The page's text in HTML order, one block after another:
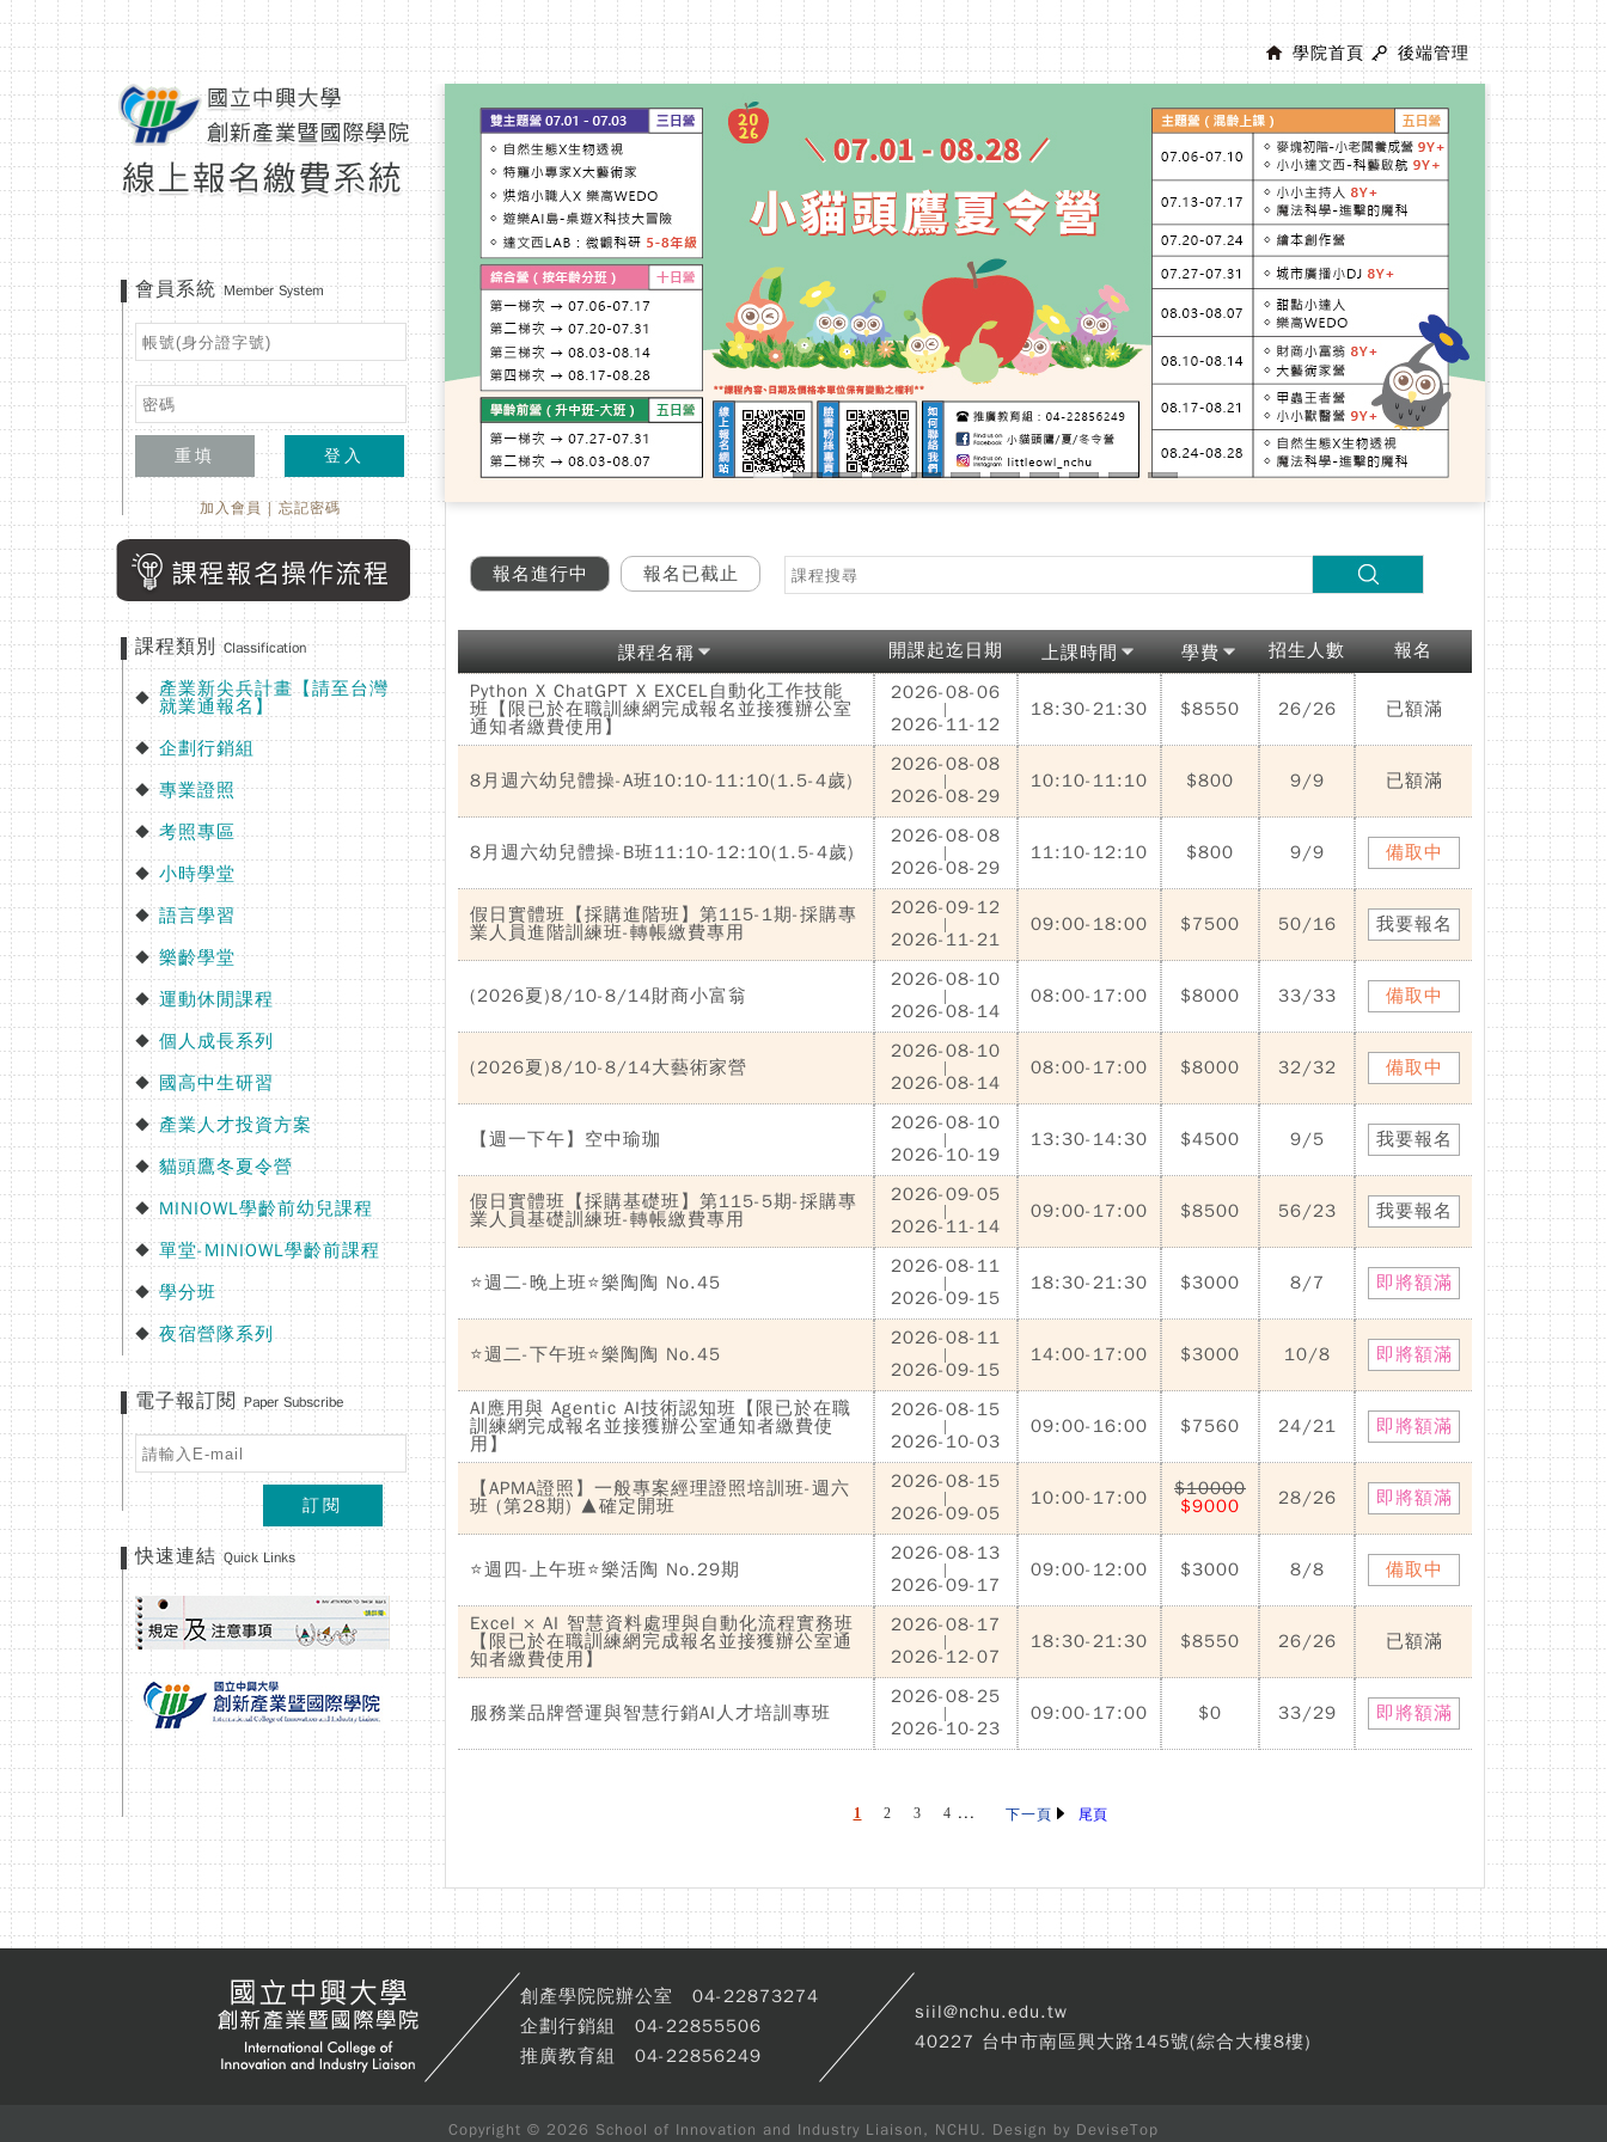
學院首頁 後端管理
會員系統Member System
重填 登入
加入會員|忘記密碼
課程類別Classification
◆ 產業新尖兵計畫【請至台灣
就業通報名】
◆ 企劃行銷組
◆ 專業證照
◆ 考照專區
◆ 小時學堂
◆ 語言學習
◆ 樂齡學堂
◆ 運動休閒課程
◆ 個人成長系列
◆ 國高中生研習
◆ 產業人才投資方案
◆ 貓頭鷹冬夏令營
◆ MINIOWL學齡前幼兒課程
◆ 單堂-MINIOWL學齡前課程
◆ 學分班
◆ 夜宿營隊系列
電子報訂閱 Paper Subscribe
訂閱
快速連結Quick Links
報名進行中 報名已截止
課程名稱 開課起迄日期 上課時間 學費 招生人數
報名
Python X ChatGPT X EXCEL自動化工作技能
班【限已於在職訓練網完成報名並接獲辦公室
通知者繳費使用】
2026-08-06
|
2026-11-12
18:30-21:30 $8550 26/26 已額滿
8月週六幼兒體操-A班10:10-11:10(1.5-4歲)
2026-08-08
|
2026-08-29
10:10-11:10 $800 9/9 已額滿
8月週六幼兒體操-B班11:10-12:10(1.5-4歲)
2026-08-08
|
2026-08-29
11:10-12:10 $800 9/9 備取中
假日實體班【採購進階班】第115-1期-採購專
業人員進階訓練班-轉帳繳費專用
2026-09-12
|
2026-11-21
09:00-18:00 $7500 50/16 我要報名
(2026夏)8/10-8/14財商小富翁
2026-08-10
|
2026-08-14
08:00-17:00 $8000 33/33 備取中
(2026夏)8/10-8/14大藝術家營
2026-08-10
|
2026-08-14
08:00-17:00 $8000 32/32 備取中
【週一下午】空中瑜珈
2026-08-10
|
2026-10-19
13:30-14:30 $4500 9/5 我要報名
假日實體班【採購基礎班】第115-5期-採購專
業人員基礎訓練班-轉帳繳費專用
2026-09-05
|
2026-11-14
09:00-17:00 $8500 56/23 我要報名
⭐週二-晚上班⭐樂陶陶 No.45
2026-08-11
|
2026-09-15
18:30-21:30 $3000 8/7 即將額滿
⭐週二-下午班⭐樂陶陶 No.45
2026-08-11
|
2026-09-15
14:00-17:00 $3000 10/8 即將額滿
AI應用與 Agentic AI技術認知班【限已於在職
訓練網完成報名並接獲辦公室通知者繳費使
用】
2026-08-15
|
2026-10-03
09:00-16:00 $7560 24/21 即將額滿
【APMA證照】一般專案經理證照培訓班-週六
班 (第28期) ▲確定開班
2026-08-15
|
2026-09-05
10:00-17:00
$10000
$9000
28/26 即將額滿
⭐週四-上午班⭐樂活陶 No.29期
2026-08-13
|
2026-09-17
09:00-12:00 $3000 8/8 備取中
Excel × AI 智慧資料處理與自動化流程實務班
【限已於在職訓練網完成報名並接獲辦公室通
知者繳費使用】
2026-08-17
|
2026-12-07
18:30-21:30 $8550 26/26 已額滿
服務業品牌營運與智慧行銷AI人才培訓專班
2026-08-25
|
2026-10-23
09:00-17:00 $0 33/29 即將額滿
1 2 3 4 ... 下一頁 尾頁
創產學院院辦公室 04-22873274
企劃行銷組 04-22855506
推廣教育組 04-22856249
siil@nchu.edu.tw
40227 台中市南區興大路145號(綜合大樓8樓)
Copyright © 2026 School of Innovation and Industry Liaison, NCHU. Design by DeviseTop